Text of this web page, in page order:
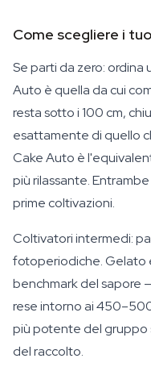
Come scegliere i
Se parti da zero:
Auto è quella da cui
resta sotto i 100 cm,
esattamente di quello
Cake Auto è
più rilassante.
prime coltivazioni.
Coltivatori intermedi:
fotoperiodiche. Gelato
benchmark del sapore
rese intorno ai
più potente del gruppo
del raccolto.